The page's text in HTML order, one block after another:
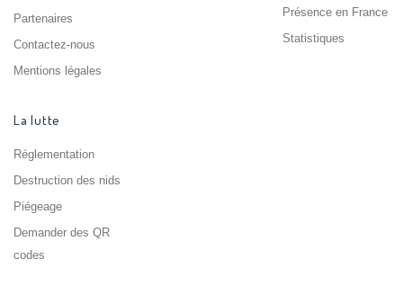
Partenaires
Contactez-nous
Mentions légales
Présence en France
Statistiques
La lutte
Réglementation
Destruction des nids
Piégeage
Demander des QR
codes